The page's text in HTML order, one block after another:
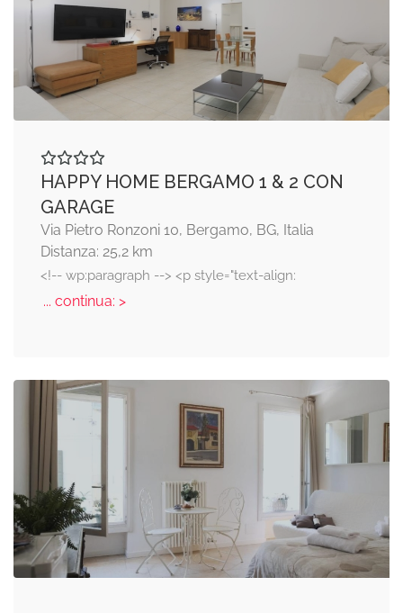
HAPPY HOME BERGAMO 1 & 2 CON
GARAGE
Via Pietro Ronzoni 10, Bergamo, BG, Italia
Distanza: 25,2 km
<!-- wp:paragraph --> <p style="text-align:
... continua: >